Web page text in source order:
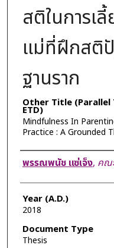
สติในการเ
แม่ที่ฝึกสติ
ฐานราก
Other Title
ETD)
Mindfulness In
Practice : A Grounded
Author
พรรณพนัช แซ่เจ็ง, คณ
Year (A.D.)
2018
Document Type
Thesis